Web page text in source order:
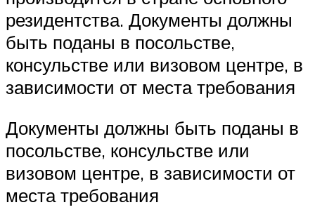
резидентства. Документы должны
быть поданы в посольстве,
консульстве или визовом центре, в
зависимости от места требования
Документы должны быть поданы в
посольстве, консульстве или
визовом центре, в зависимости от
места требования